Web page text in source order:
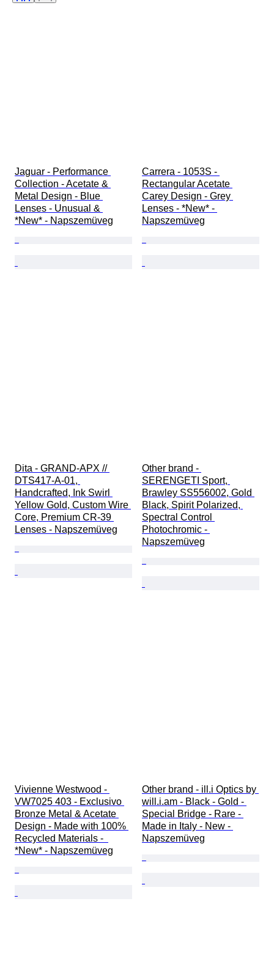
Jaguar - Performance
Collection - Acetate &
Metal Design - Blue
Lenses - Unusual &
*New* - Napszemüveg
Carrera - 1053S -
Rectangular Acetate
Carey Design - Grey
Lenses - *New* -
Napszemüveg
Dita - GRAND-APX //
DTS417-A-01,
Handcrafted, Ink Swirl
Yellow Gold, Custom Wire
Core, Premium CR-39
Lenses - Napszemüveg
Other brand -
SERENGETI Sport,
Brawley SS556002, Gold
Black, Spirit Polarized,
Spectral Control
Photochromic -
Napszemüveg
Vivienne Westwood -
VW7025 403 - Exclusivo
Bronze Metal & Acetate
Design - Made with 100%
Recycled Materials -
*New* - Napszemüveg
Other brand - ill.i Optics by
will.i.am - Black - Gold -
Special Bridge - Rare -
Made in Italy - New -
Napszemüveg